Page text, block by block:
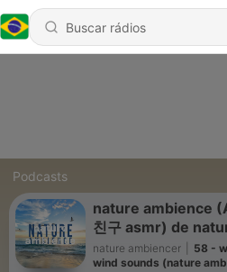
Podcasts
nature ambience
친구 asmr) de
nature ambiencer
58 -
wind sounds (nature